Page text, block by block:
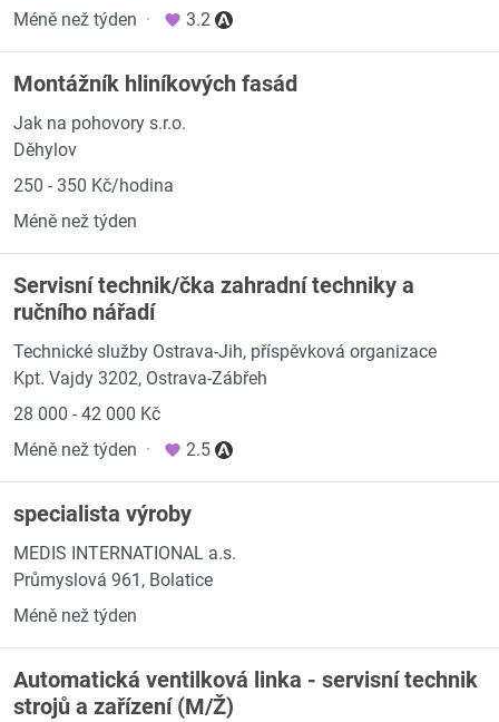
Méně než týden · 3.2
Montážník hliníkových fasád
Jak na pohovory s.r.o.
Děhylov
250 - 350 Kč/hodina
Méně než týden
Servisní technik/čka zahradní techniky a
ručního nářadí
Technické služby Ostrava-Jih, příspěvková organizace
Kpt. Vajdy 3202, Ostrava-Zábřeh
28 000 - 42 000 Kč
Méně než týden · 2.5
specialista výroby
MEDIS INTERNATIONAL a.s.
Průmyslová 961, Bolatice
Méně než týden
Automatická ventilková linka - servisní technik
strojů a zařízení (M/Ž)